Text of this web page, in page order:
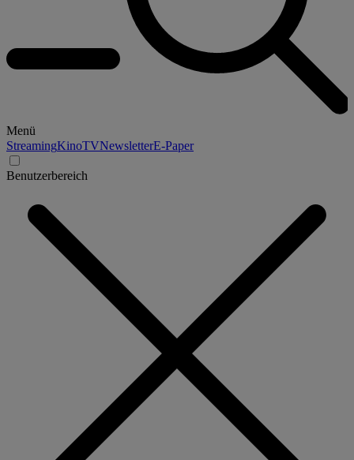
Menü
StreamingKinoTVNewsletterE-Paper
Benutzerbereich